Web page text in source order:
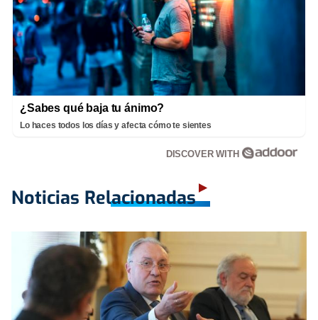
¿Sabes qué baja tu ánimo?
Lo haces todos los días y afecta cómo te sientes
DISCOVER WITH
Noticias Relacionadas